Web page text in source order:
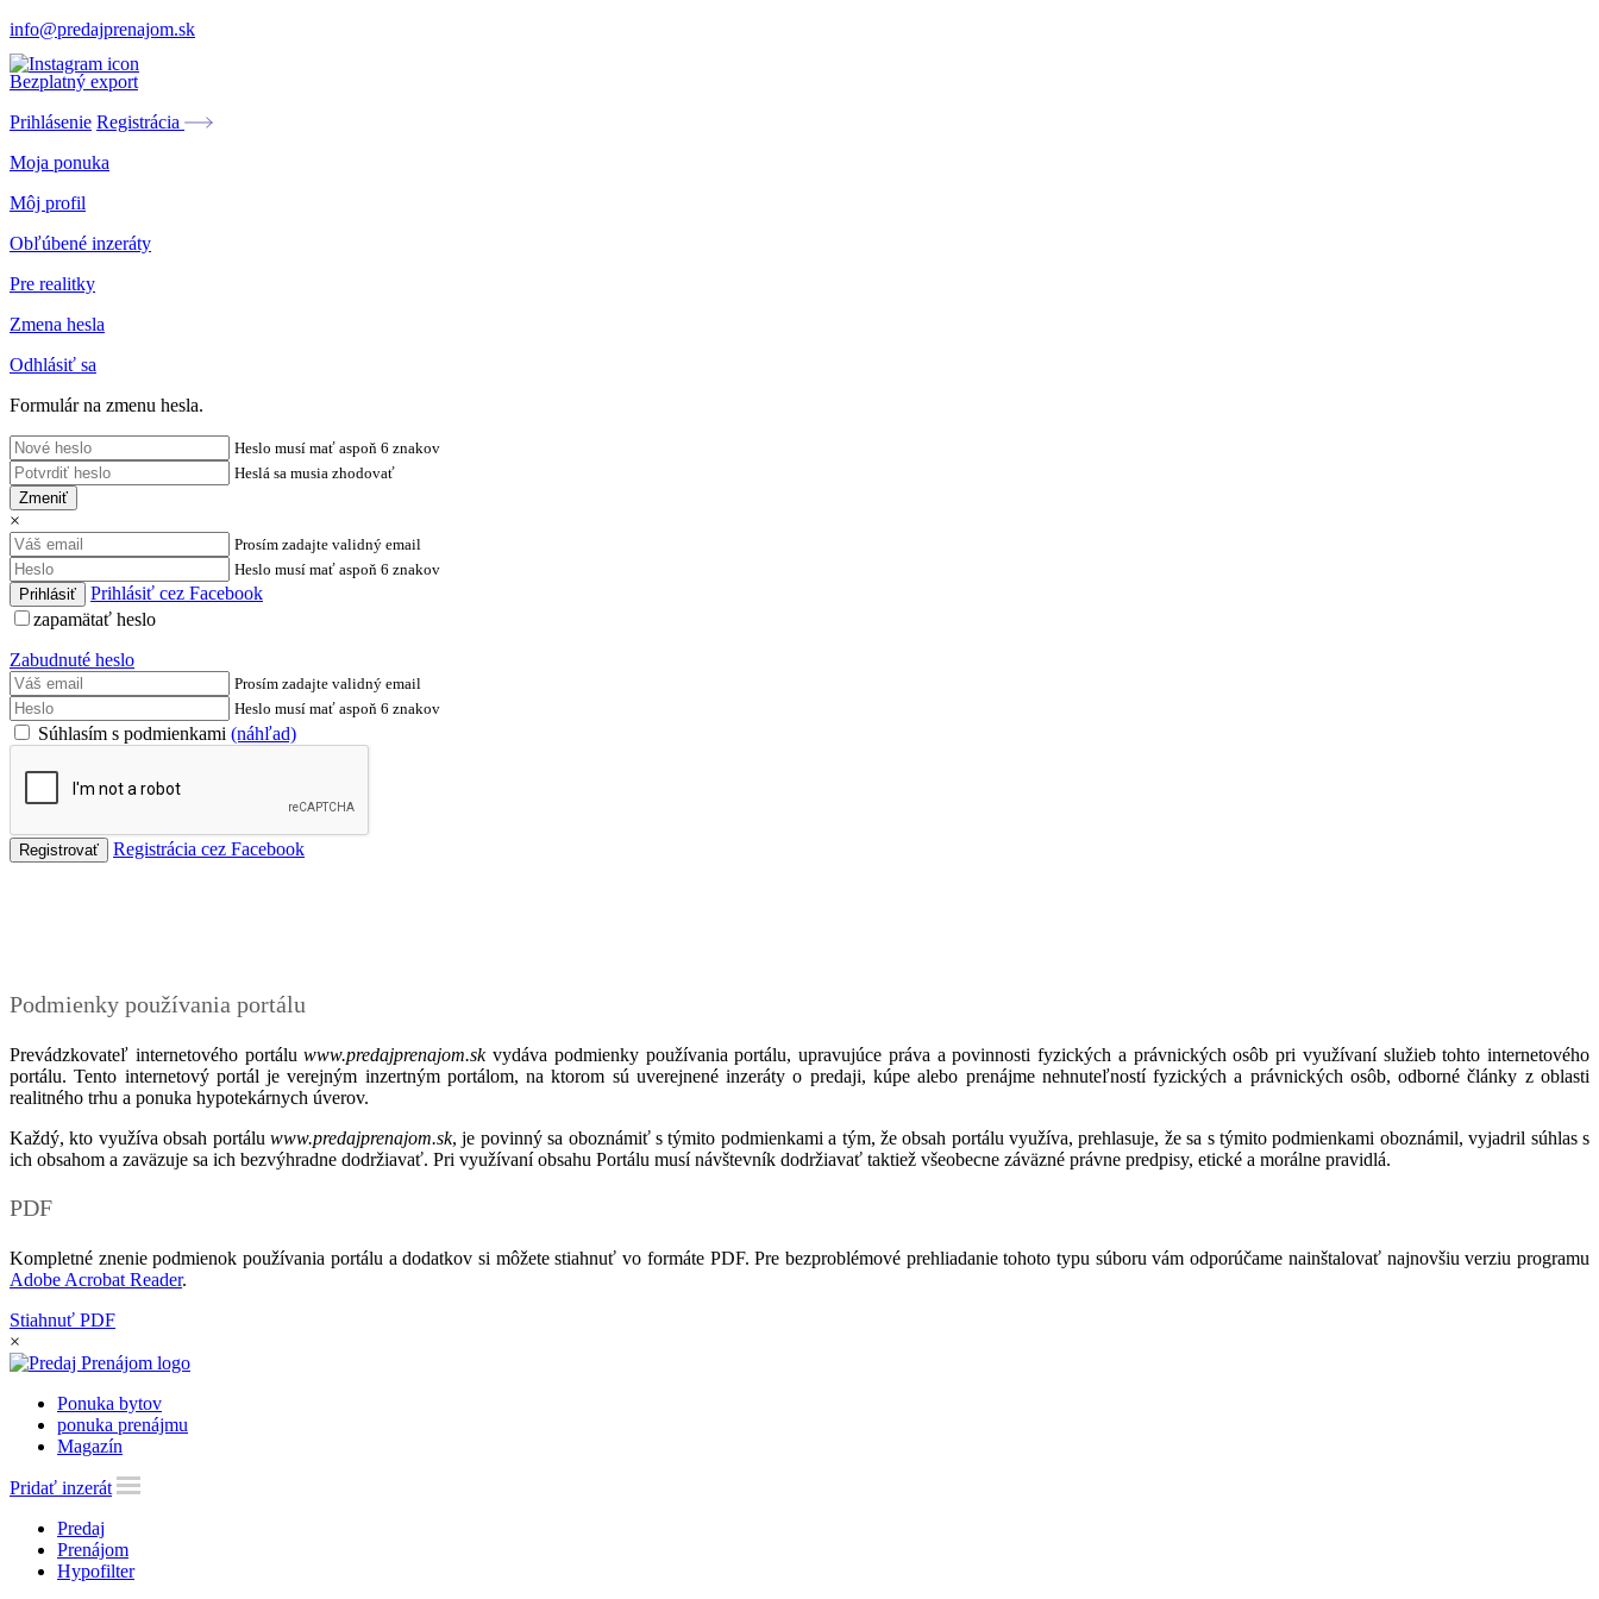
info@predajprenajom.sk
Bezplatný export
Prihlásenie Registrácia
Moja ponuka
Môj profil
Obľúbené inzeráty
Pre realitky
Zmena hesla
Odhlásiť sa
Formulár na zmenu hesla.
Heslo musí mať aspoň 6 znakov
Heslá sa musia zhodovať
Zmeniť
×
Prosím zadajte validný email
Heslo musí mať aspoň 6 znakov
Prihlásiť cez Facebook
zapamätať heslo
Zabudnuté heslo
Prosím zadajte validný email
Heslo musí mať aspoň 6 znakov
Súhlasím s podmienkami (náhľad)
Registrácia cez Facebook
Podmienky používania portálu
Prevádzkovateľ internetového portáluwww.predajprenajom.skvydáva podmienky používania portálu, upravujúce práva a povinnosti fyzických a právnických osôb pri využívaní služieb tohto internetového
portálu. Tento internetový portál je verejným inzertným portálom, na ktorom sú uverejnené inzeráty o predaji, kúpe alebo prenájme nehnuteľností fyzických a právnických osôb, odborné články z oblasti
realitného trhu a ponuka hypotekárnych úverov.
Každý, kto využíva obsah portálu www.predajprenajom.sk, je povinný sa oboznámiť s týmito podmienkami a tým, že obsah portálu využíva, prehlasuje, že sa s týmito podmienkami oboznámil, vyjadril súhlas s
ich obsahom a zaväzuje sa ich bezvýhradne dodržiavať. Pri využívaní obsahu Portálu musí návštevník dodržiavať taktiež všeobecne záväzné právne predpisy, etické a morálne pravidlá.
PDF
Kompletné znenie podmienok používania portálu a dodatkov si môžete stiahnuť vo formáte PDF. Pre bezproblémové prehliadanie tohoto typu súboru vám odporúčame nainštalovať najnovšiu verziu programu
Adobe Acrobat Reader.
Stiahnuť PDF
×
Ponuka bytov
ponuka prenájmu
Magazín
Pridať inzerát
Predaj
Prenájom
Hypofilter